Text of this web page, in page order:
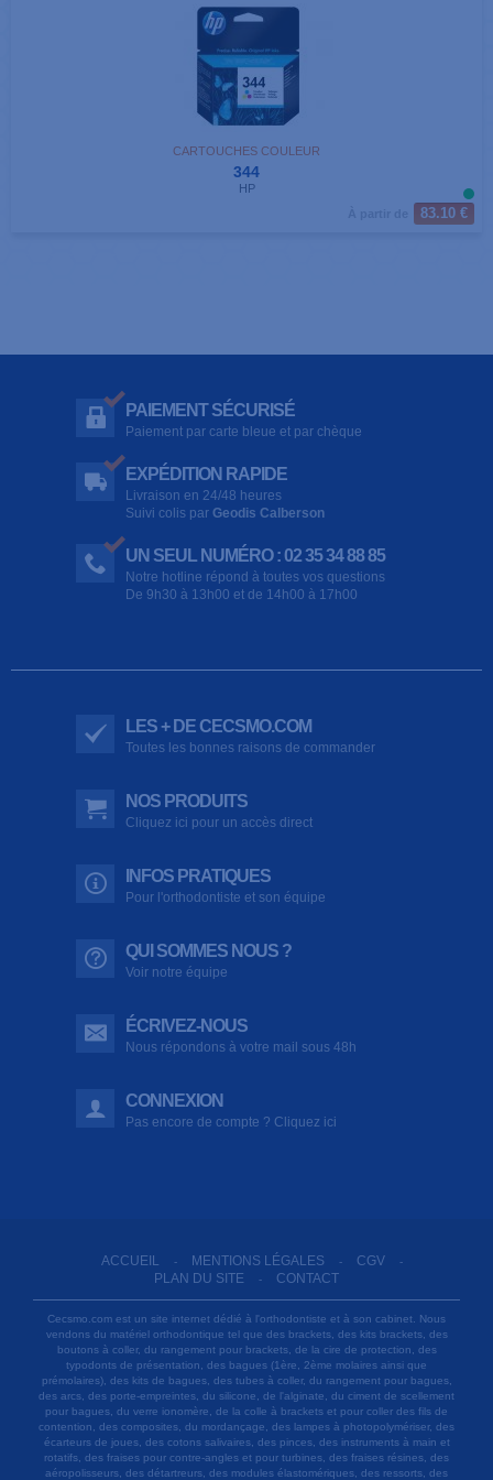
CARTOUCHES COULEUR
344
HP
83.10 €
PAIEMENT SÉCURISÉ
Paiement par carte bleue et par chèque
EXPÉDITION RAPIDE
Livraison en 24/48 heures
Suivi colis par Geodis Calberson
UN SEUL NUMÉRO : 02 35 34 88 85
Notre hotline répond à toutes vos questions
De 9h30 à 13h00 et de 14h00 à 17h00
LES + DE CECSMO.COM
Toutes les bonnes raisons de commander
NOS PRODUITS
Cliquez ici pour un accès direct
INFOS PRATIQUES
Pour l'orthodontiste et son équipe
QUI SOMMES NOUS ?
Voir notre équipe
ÉCRIVEZ-NOUS
Nous répondons à votre mail sous 48h
CONNEXION
Pas encore de compte ? Cliquez ici
ACCUEIL - MENTIONS LÉGALES - CGV -
PLAN DU SITE - CONTACT
Cecsmo.com est un site internet dédié à l'orthodontiste et à son cabinet. Nous
vendons du matériel orthodontique tel que des brackets, des kits brackets, des
boutons à coller, du rangement pour brackets, de la cire de protection, des
typodonts de présentation, des bagues (1ère, 2ème molaires ainsi que
prémolaires), des kits de bagues, des tubes à coller, du rangement pour bagues,
des arcs, des porte-empreintes, du silicone, de l'alginate, du ciment de scellement
pour bagues, du verre ionomère, de la colle à brackets et pour coller des fils de
contention, des composites, du mordançage, des lampes à photopolymériser, des
écarteurs de joues, des cotons salivaires, des pinces, des instruments à main et
rotatifs, des fraises pour contre-angles et pour turbines, des fraises résines, des
aéropolisseurs, des détartreurs, des modules élastomériques, des ressorts, des